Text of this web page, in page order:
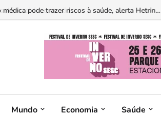
pode trazer riscos à saúde, alerta Hetrin...
Mundo Economia Saúde